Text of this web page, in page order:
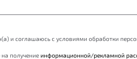
и соглашаюсь с условиями обработки
на получение информационной/рекламной